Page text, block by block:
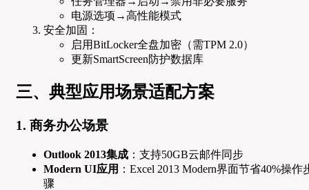
电源选项→高性能模式
安全加固：
启用BitLocker全盘加密（需TPM 2.0）
更新SmartScreen防护数据库
三、典型应用场景适配方案
1. 商务办公场景
Outlook 2013集成 ：支持50GB云邮件同步
Modern UI应用 ：Excel 2013 Modern界面节省40%操作
骤